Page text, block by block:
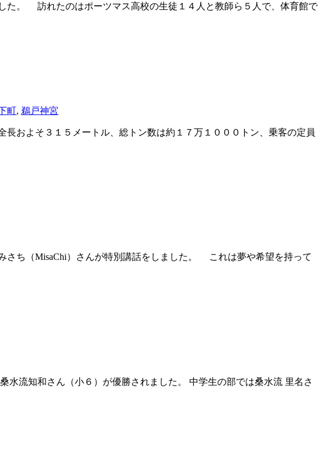
た。 訪れたのはポーツマス高校の生徒１４人と教師ら５人で、体育館で
町, 鵜戸神宮
およそ３１５メートル、総トン数は約１７万１０００トン、乗客の定員
さち（MisaChi）さんが特別講話をしました。 これは夢や希望を持って
水流知和さん（小６）が優勝されました。 中学生の部では桑水流 里名さ